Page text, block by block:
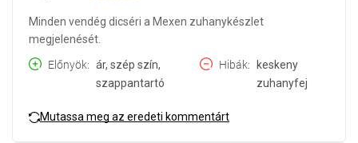
Minden vendég dicséri a Mexen zuhanykészlet
megjelenését.
Előnyök
ár, szép szín,
szappantartó
Hibák
keskeny
zuhanyfej
Mutassa meg az eredeti kommentárt